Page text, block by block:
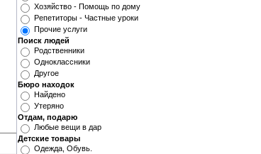
Хозяйство - Помощь по дому
Репетиторы - Частные уроки
Прочие услуги
Поиск людей
Родственники
Одноклассники
Другое
Бюро находок
Найдено
Утеряно
Отдам, подарю
Любые вещи в дар
Детские товары
Одежда, Обувь.